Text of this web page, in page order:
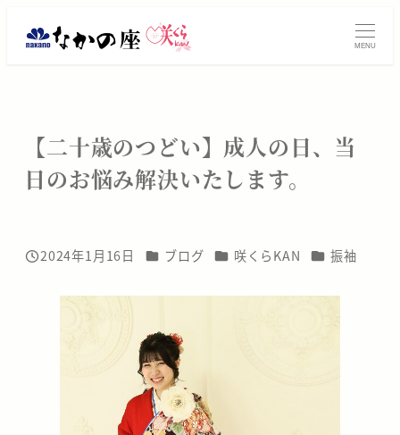
振
ン
タ
ご
MENU
【二十歳のつどい】成人の日、当
日のお悩み解決いたします。
投稿日
2024年1月16日 カテゴリー
ブログ カテゴリー
咲くらKAN カテゴリー
振袖